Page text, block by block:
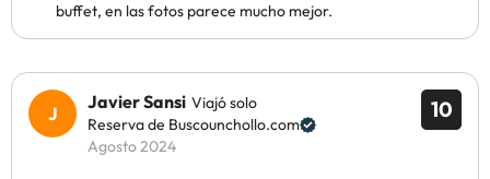
buffet, en las fotos parece mucho mejor.
10
Javier Sansi Viajó solo
Reserva de Buscounchollo.com
Agosto 2024